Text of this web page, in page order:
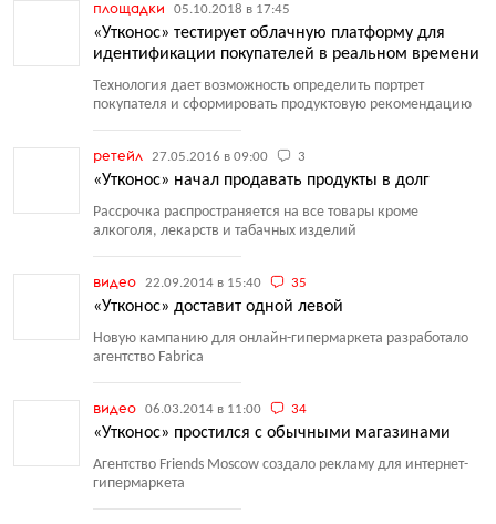
площадки 05.10.2018 в 17:45
«Утконос» тестирует облачную платформу для
идентификации покупателей в реальном времени
Технология дает возможность определить портрет
покупателя и сформировать продуктовую рекомендацию
ретейл 27.05.2016 в 09:00 3
«Утконос» начал продавать продукты в долг
Рассрочка распространяется на все товары кроме
алкоголя, лекарств и табачных изделий
видео 22.09.2014 в 15:40 35
«Утконос» доставит одной левой
Новую кампанию для онлайн-гипермаркета разработало
агентство Fabriсa
видео 06.03.2014 в 11:00 34
«Утконос» простился с обычными магазинами
Агентство Friends Moscow создало рекламу для интернет-
гипермаркета